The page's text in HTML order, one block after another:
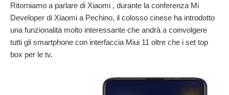
Ritorniamo a parlare di Xiaomi , durante la conferenza Mi
Developer di Xiaomi a Pechino, il colosso cinese ha introdotto
una funzionalità molto interessante che andrà a coinvolgere
tutti gli smartphone con interfaccia Miui 11 oltre che i set top
box per le tv.